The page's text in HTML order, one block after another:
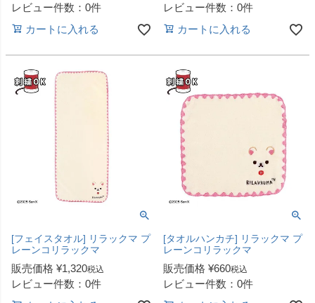
レビュー件数：0件
カートに入れる
レビュー件数：0件
カートに入れる
[フェイスタオル] リラックマ プ
レーンコリラックマ
販売価格 ¥1,320税込
レビュー件数：0件
[タオルハンカチ] リラックマ プ
レーンコリラックマ
販売価格 ¥660税込
レビュー件数：0件